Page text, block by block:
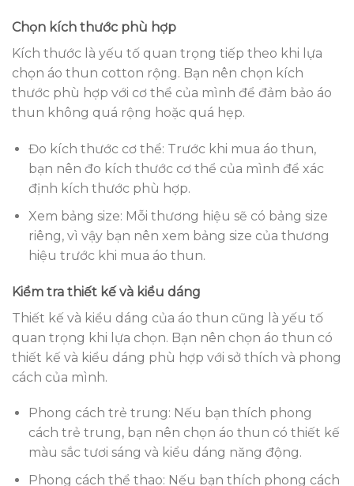
Chọn kích thước phù hợp
Kích thước là yếu tố quan trọng tiếp theo khi lựa
chọn áo thun cotton rộng. Bạn nên chọn kích
thước phù hợp với cơ thể của mình để đảm bảo áo
thun không quá rộng hoặc quá hẹp.
Đo kích thước cơ thể: Trước khi mua áo thun,
bạn nên đo kích thước cơ thể của mình để xác
định kích thước phù hợp.
Xem bảng size: Mỗi thương hiệu sẽ có bảng size
riêng, vì vậy bạn nên xem bảng size của thương
hiệu trước khi mua áo thun.
Kiểm tra thiết kế và kiểu dáng
Thiết kế và kiểu dáng của áo thun cũng là yếu tố
quan trọng khi lựa chọn. Bạn nên chọn áo thun có
thiết kế và kiểu dáng phù hợp với sở thích và phong
cách của mình.
Phong cách trẻ trung: Nếu bạn thích phong
cách trẻ trung, bạn nên chọn áo thun có thiết kế
màu sắc tươi sáng và kiểu dáng năng động.
Phong cách thể thao: Nếu bạn thích phong cách